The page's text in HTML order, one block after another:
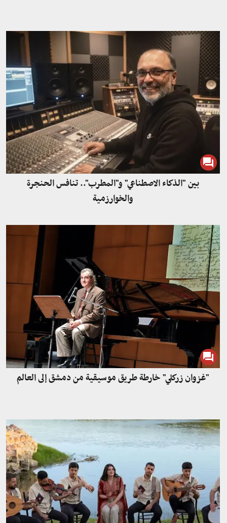
بين "الذكاء الاصطناعي" و"المطرب".. تنافس الحنجرة
والخوارزمية
"غزوان زركلي" خارطة طريق موسيقية من دمشق إلى العالم